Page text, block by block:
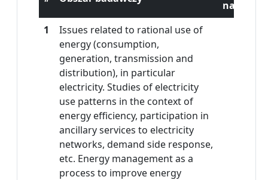
naukowa
1
Issues related to rational use of
energy (consumption,
generation, transmission and
distribution), in particular
electricity. Studies of electricity
use patterns in the context of
energy efficiency, participation in
ancillary services to electricity
networks, demand side response,
etc. Energy management as a
process to improve energy